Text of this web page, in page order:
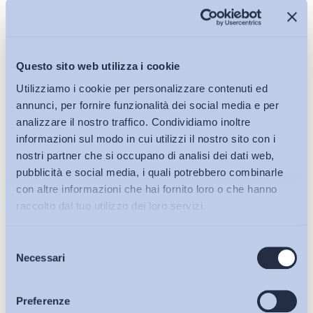
Questo sito web utilizza i cookie
Utilizziamo i cookie per personalizzare contenuti ed
annunci, per fornire funzionalità dei social media e per
analizzare il nostro traffico. Condividiamo inoltre
informazioni sul modo in cui utilizzi il nostro sito con i
nostri partner che si occupano di analisi dei dati web,
pubblicità e social media, i quali potrebbero combinarle
con altre informazioni che hai fornito loro o che hanno
raccolto dal tuo utilizzo dei loro servizi.
delNecessari
Preferenze
Bollettini ADAPT
Articoli
X@MicheTiraboschi
Condividi su:
Ultimi Interventi